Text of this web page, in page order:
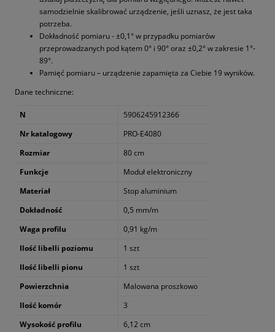
samodzielnie skalibrować urządzenie, jeśli uznasz, że jest taka
potrzeba.
Dokładność pomiaru - ±0,1° w przypadku pomiarów
przeprowadzanych pod kątem 0° i 90° oraz ±0,2° w zakresie 1°-
89°.
Pamięć pomiaru – urządzenie zapamięta za Ciebie 19 wyników.
Dane techniczne:
N
5906245912366
Nr katalogowy
PRO-E4080
Rozmiar
80 cm
Funkcje
Moduł elektroniczny
Materiał
Stop aluminium
Dokładność
0,5 mm/m
Waga profilu
0,91 kg/m
Ilość libelli poziomu
1 szt
Ilość libelli pionu
1 szt
Powierzchnia
Malowana proszkowo
Ilość komór
3
Wysokość profilu
6,12 cm